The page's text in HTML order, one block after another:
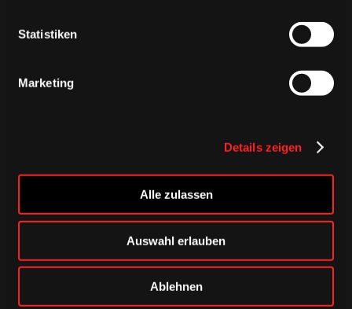
Statistiken
Marketing
Details zeigen
Alle zulassen
Auswahl erlauben
Ablehnen
Verbunden auf jedem Weg – unser
Auswärtstrikot 2026/2027